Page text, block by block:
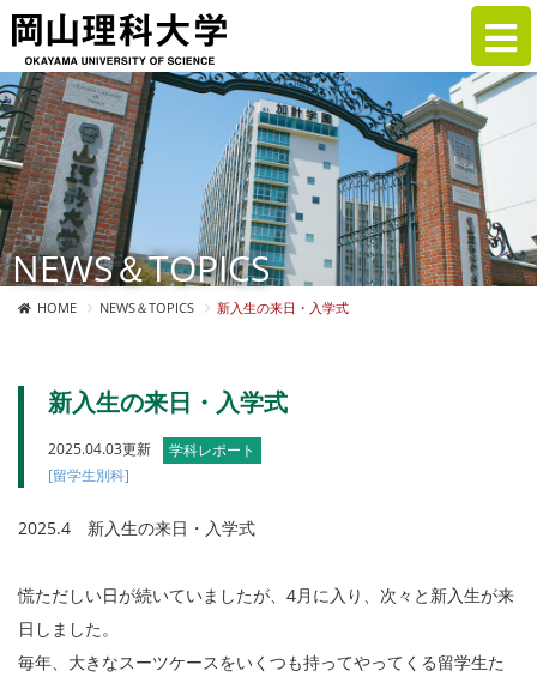
NEWS＆TOPICS
HOME NEWS＆TOPICS 新入生の来日・入学式
新入生の来日・入学式
2025.04.03更新
学科レポート
[留学生別科]
2025.4 新入生の来日・入学式
慌ただしい日が続いていましたが、4月に入り、次々と新入生が来
日しました。
毎年、大きなスーツケースをいくつも持ってやってくる留学生た